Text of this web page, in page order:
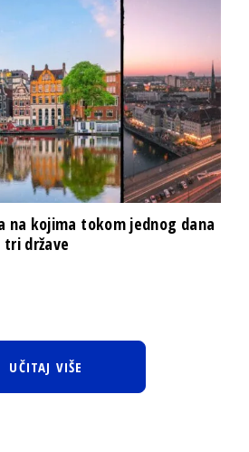
na kojima tokom jednog dana
države
UČITAJ VIŠE